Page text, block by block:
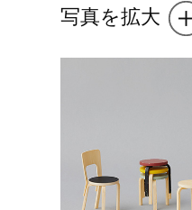
写真を拡大